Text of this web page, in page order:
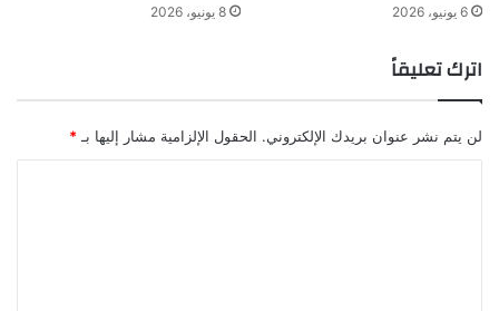
6 يونيو، 2026 8 يونيو، 2026
اترك تعليقاً
لن يتم نشر عنوان بريدك الإلكتروني. الحقول الإلزامية مشار إليها بـ *